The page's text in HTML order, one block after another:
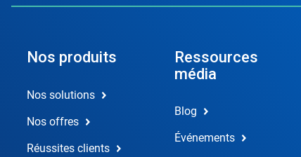
Nos produits
Nos solutions
Nos offres
Réussites clients
Ressources
média
Blog
Événements